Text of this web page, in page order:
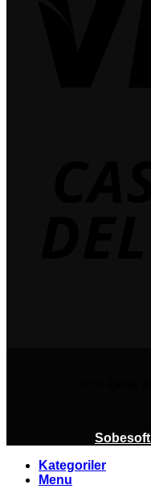
Sobesoft
Kategoriler
Menu